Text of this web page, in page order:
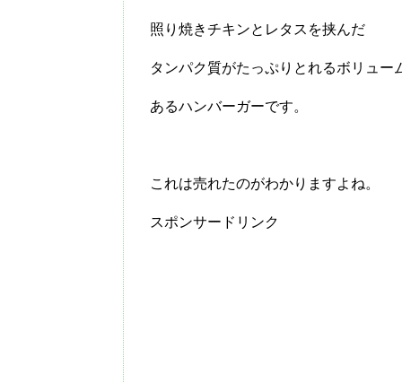
照り焼きチキンとレタスを挟んだ
タンパク質がたっぷりとれるボリュー
あるハンバーガーです。
これは売れたのがわかりますよね。
スポンサードリンク